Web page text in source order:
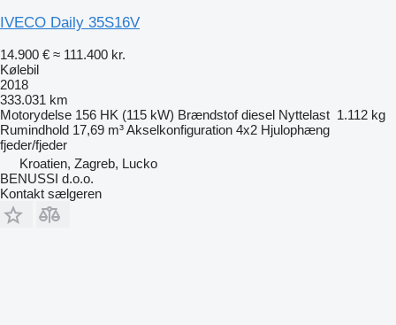
IVECO Daily 35S16V
14.900 € ≈ 111.400 kr.
Kølebil
2018
333.031 km
Motorydelse 156 HK (115 kW) Brændstof diesel Nyttelast 1.112 kg
Rumindhold 17,69 m³Akselkonfiguration 4x2 Hjulophæng
fjeder/fjeder
Kroatien, Zagreb, Lucko
BENUSSI d.o.o.
Kontakt sælgeren